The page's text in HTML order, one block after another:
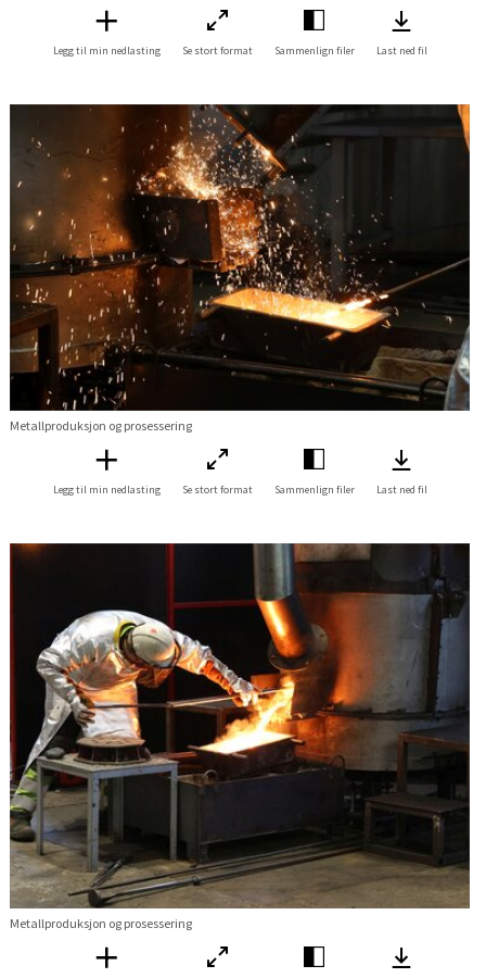
Legg til min nedlasting Se stort format Sammenlign filer Last ned fil
Metallproduksjon og prosessering
Legg til min nedlasting Se stort format Sammenlign filer Last ned fil
Metallproduksjon og prosessering